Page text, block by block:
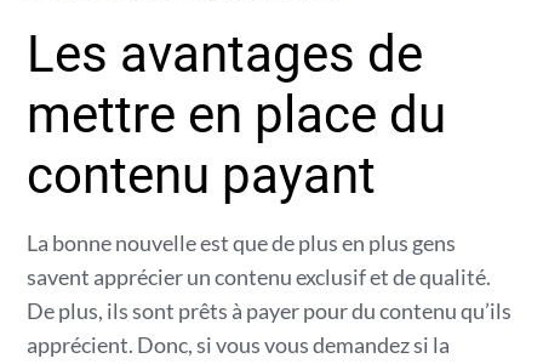
Les avantages de
mettre en place du
contenu payant
La bonne nouvelle est que de plus en plus gens
savent apprécier un contenu exclusif et de qualité.
De plus, ils sont prêts à payer pour du contenu qu’ils
apprécient. Donc, si vous vous demandez si la